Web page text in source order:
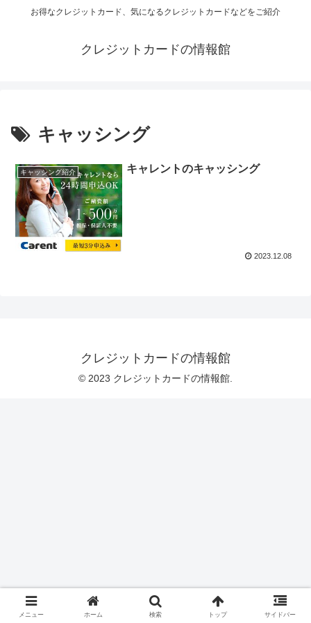
お得なクレジットカード、気になるクレジットカードなどをご紹介
クレジットカードの情報館
キャッシング
キャッシング紹介 キャレントのキャッシング
2023.12.08
クレジットカードの情報館
© 2023 クレジットカードの情報館.
メニュー ホーム 検索 トップ サイドバー